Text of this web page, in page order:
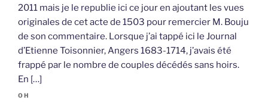
2011 mais je le republie ici ce jour en ajoutant les vues
originales de cet acte de 1503 pour remercier M. Bouju
de son commentaire. Lorsque j’ai tappé ici le Journal
d’Etienne Toisonnier, Angers 1683-1714, j’avais été
frappé par le nombre de couples décédés sans hoirs.
En […]
OH